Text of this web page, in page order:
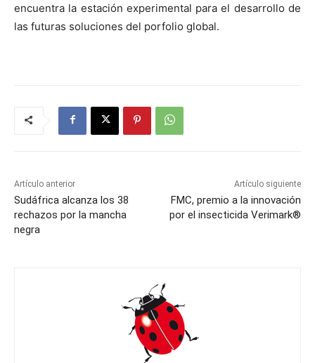
encuentra la estación experimental para el desarrollo de
las futuras soluciones del porfolio global.
Artículo anterior
Sudáfrica alcanza los 38
rechazos por la mancha
negra
Artículo siguiente
FMC, premio a la innovación
por el insecticida Verimark®